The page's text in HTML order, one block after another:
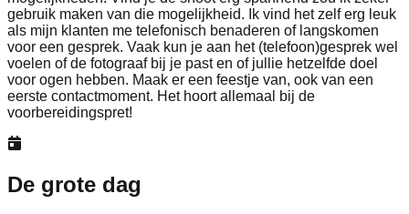
gebruik maken van die mogelijkheid. Ik vind het zelf erg leuk
als mijn klanten me telefonisch benaderen of langskomen
voor een gesprek. Vaak kun je aan het (telefoon)gesprek wel
voelen of de fotograaf bij je past en of jullie hetzelfde doel
voor ogen hebben. Maak er een feestje van, ook van een
eerste contactmoment. Het hoort allemaal bij de
voorbereidingspret!
De grote dag